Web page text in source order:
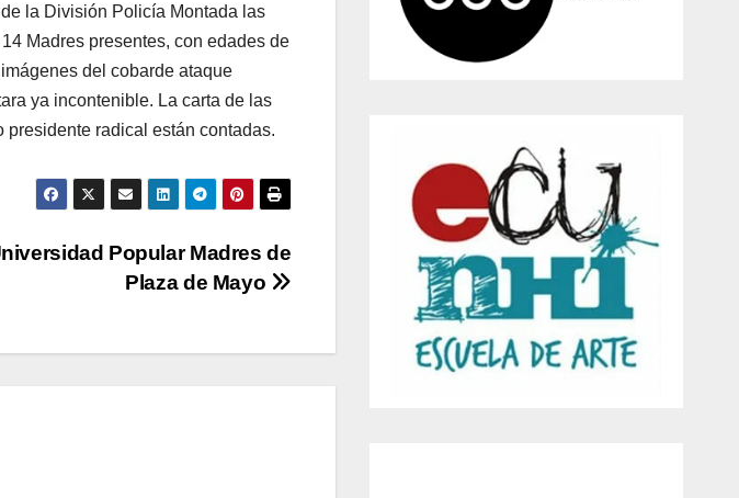
la División Policía Montada las
Madres presentes, con edades de
del cobarde ataque
ya incontenible. La carta de las
presidente radical están contadas.
Popular Madres de
Plaza de Mayo